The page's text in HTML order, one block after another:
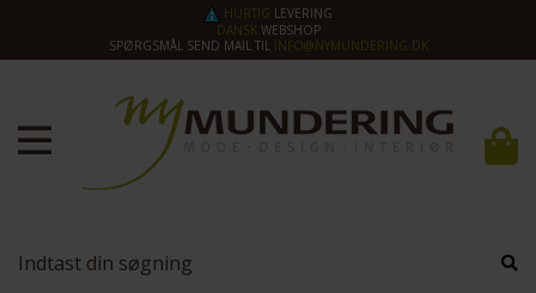
HURTIG LEVERING
DANSKWEBSHOP
SPØRGSMÅL SEND MAIL TIL INFO@NYMUNDERING.DK